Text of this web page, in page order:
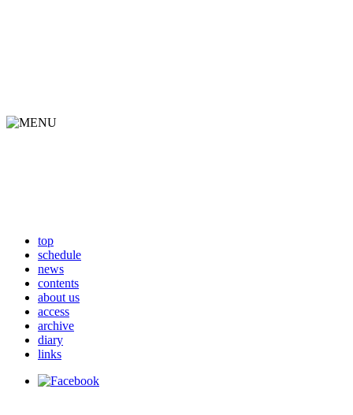
top
schedule
news
contents
about us
access
archive
diary
links